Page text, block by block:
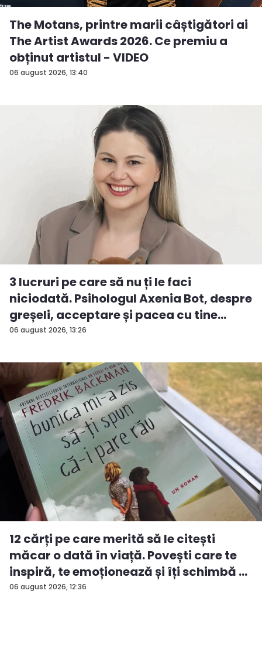
06 august 2026, 13:40
The Motans, printre marii câștigători ai
The Artist Awards 2026. Ce premiu a
obținut artistul - VIDEO
06 august 2026, 13:26
3 lucruri pe care să nu ți le faci
niciodată. Psihologul Axenia Bot, despre
greșeli, acceptare și pacea cu tine
însu...
06 august 2026, 12:36
12 cărți pe care merită să le citești
măcar o dată în viață. Povești care te
inspiră, te emoționează și îți schimbă ...